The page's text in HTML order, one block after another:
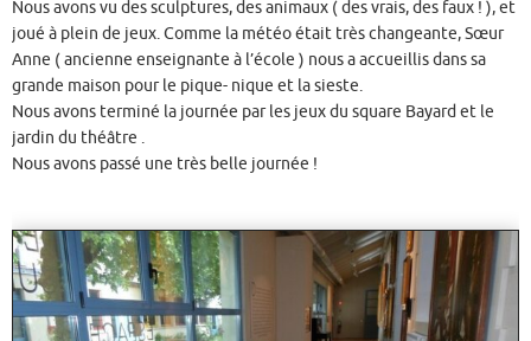
Nous avons vu des sculptures, des animaux ( des vrais, des faux ! ), et
joué à plein de jeux. Comme la météo était très changeante, Sœur
Anne ( ancienne enseignante à l’école ) nous a accueillis dans sa
grande maison pour le pique- nique et la sieste.
Nous avons terminé la journée par les jeux du square Bayard et le
jardin du théâtre .
Nous avons passé une très belle journée !